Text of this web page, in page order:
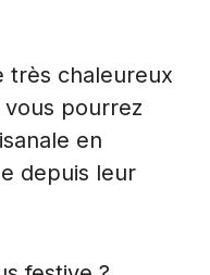
très chaleureux
vous pourrez
en
depuis leur